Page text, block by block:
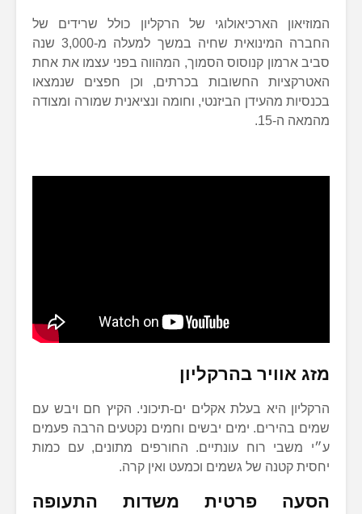
המוזיאון הארכיאולוגי של הרקליון כולל שרידים של
החברה המינואית שחיה במשך למעלה מ-3,000 שנה
סביב ארמון קנוסוס הסמוך, המהווה בפני עצמו את אחת
האטרקציות החשובות בכרתים, וכן חפצים שנמצאו
בכנסיות מהעידן הביזנטי, וחומה ונציאנית שמורה ומצודה
מהמאה ה-15.
מזג אוויר בהרקליון
הרקליון היא בעלת אקלים ים-תיכוני. הקיץ חם ויבש עם
שמים בהירים. ימים יבשים וחמים נקטעים הרבה פעמים
ע״י משבי רוח עונתיים. החורפים מתונים, עם כמות
יחסית קטנה של גשמים וכמעט ואין קרה.
הסעה פרטית משדות התעופה